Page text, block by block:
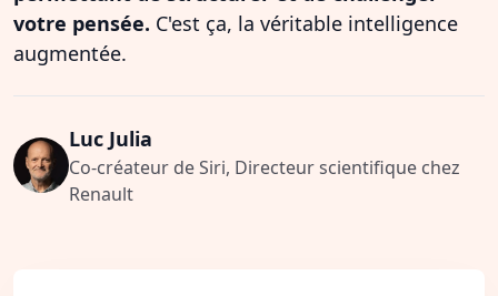
votre pensée. C'est ça, la véritable intelligence
augmentée.
Luc Julia
Co-créateur de Siri, Directeur scientifique chez
Renault